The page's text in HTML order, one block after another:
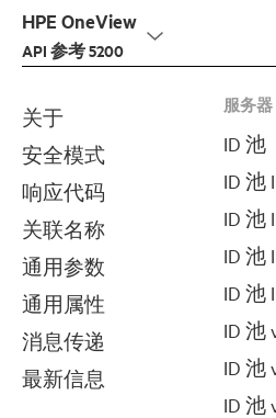
搜索
HPE OneView
API 参考 5200
关于
安全模式
响应代码
关联名称
通用参数
通用属性
消息传递
最新信息
服务器
ID 池
ID 池
ID 池
ID 池
ID 池
ID 池
ID 池
ID 池